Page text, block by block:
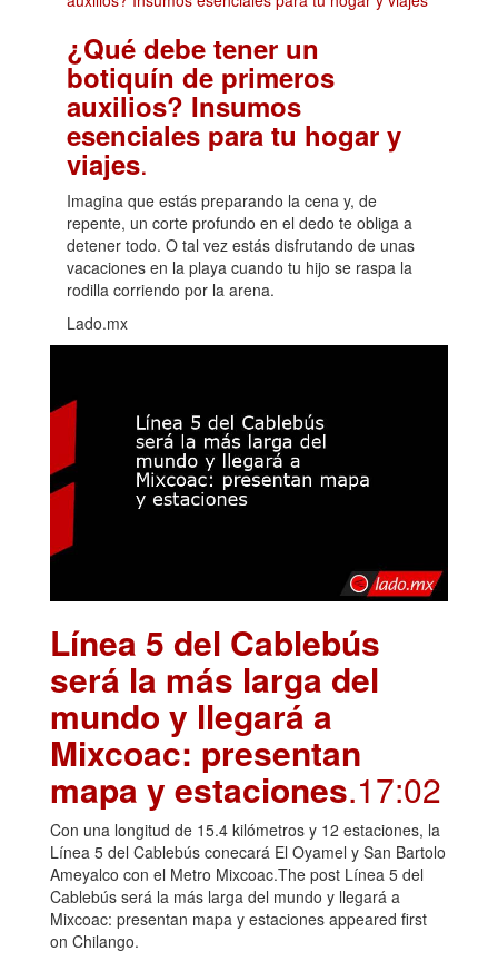
¿Qué debe tener un
botiquín de primeros
auxilios? Insumos
esenciales para tu hogar y
viajes.
Imagina que estás preparando la cena y, de
repente, un corte profundo en el dedo te obliga a
detener todo. O tal vez estás disfrutando de unas
vacaciones en la playa cuando tu hijo se raspa la
rodilla corriendo por la arena.
Lado.mx
Línea 5 del Cablebús
será la más larga del
mundo y llegará a
Mixcoac: presentan
mapa y estaciones.17:02
Con una longitud de 15.4 kilómetros y 12 estaciones, la
Línea 5 del Cablebús conecará El Oyamel y San Bartolo
Ameyalco con el Metro Mixcoac.The post Línea 5 del
Cablebús será la más larga del mundo y llegará a
Mixcoac: presentan mapa y estaciones appeared first
on Chilango.